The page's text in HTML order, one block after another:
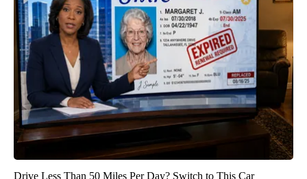
Drive Less Than 50 Miles Per Day? Switch to This Car